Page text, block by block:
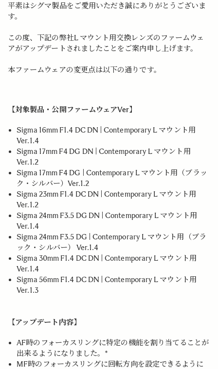
平素はシグマ製品をご愛用いただき誠にありがとうございま
す。
この度、下記の弊社L マウント用交換レンズのファームウェ
アがアップデートされましたことをご案内申し上げます。
本ファームウェアの変更点は以下の通りです。
【対象製品・公開ファームウェアVer】
Sigma 16mm F1.4 DC DN | Contemporary L マウント用
Ver.1.4
Sigma 17mm F4 DG DN | Contemporary L マウント用
Ver.1.2
Sigma 17mm F4 DG | Contemporary L マウント用（ブラッ
ク・シルバー）Ver.1.2
Sigma 23mm F1.4 DC DN | Contemporary L マウント用
Ver.1.2
Sigma 24mm F3.5 DG DN | Contemporary L マウント用
Ver.1.4
Sigma 24mm F3.5 DG | Contemporary L マウント用（ブラ
ック・シルバー） Ver.1.4
Sigma 30mm F1.4 DC DN | Contemporary L マウント用
Ver.1.4
Sigma 56mm F1.4 DC DN | Contemporary L マウント用
Ver.1.3
【アップデート内容】
AF時のフォーカスリングに特定の機能を割り当てることが
出来るようになりました。*
MF時のフォーカスリングに回転方向を設定できるように